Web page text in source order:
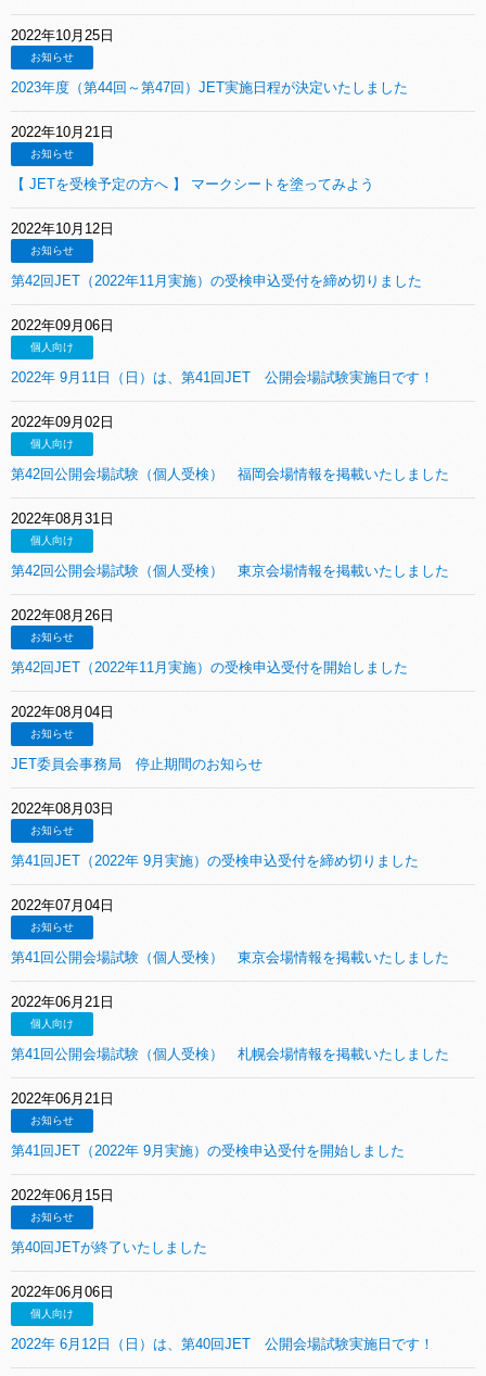
2022年10月25日
お知らせ
2023年度（第44回～第47回）JET実施日程が決定いたしました
2022年10月21日
お知らせ
【 JETを受検予定の方へ 】 マークシートを塗ってみよう
2022年10月12日
お知らせ
第42回JET（2022年11月実施）の受検申込受付を締め切りました
2022年09月06日
個人向け
2022年 9月11日（日）は、第41回JET 公開会場試験実施日です！
2022年09月02日
個人向け
第42回公開会場試験（個人受検） 福岡会場情報を掲載いたしました
2022年08月31日
個人向け
第42回公開会場試験（個人受検） 東京会場情報を掲載いたしました
2022年08月26日
お知らせ
第42回JET（2022年11月実施）の受検申込受付を開始しました
2022年08月04日
お知らせ
JET委員会事務局 停止期間のお知らせ
2022年08月03日
お知らせ
第41回JET（2022年 9月実施）の受検申込受付を締め切りました
2022年07月04日
お知らせ
第41回公開会場試験（個人受検） 東京会場情報を掲載いたしました
2022年06月21日
個人向け
第41回公開会場試験（個人受検） 札幌会場情報を掲載いたしました
2022年06月21日
お知らせ
第41回JET（2022年 9月実施）の受検申込受付を開始しました
2022年06月15日
お知らせ
第40回JETが終了いたしました
2022年06月06日
個人向け
2022年 6月12日（日）は、第40回JET 公開会場試験実施日です！